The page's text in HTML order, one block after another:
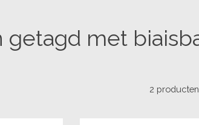
getagd met
2 producten